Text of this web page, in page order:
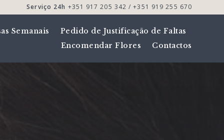
Serviço 24h +351 917 205 342 / +351 919 255 670
Semanais
Pedido de Justificação de Faltas
Encomendar Flores
Contactos